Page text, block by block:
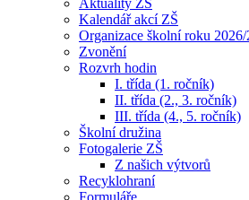
Aktuality ZŠ
Kalendář akcí ZŠ
Organizace školní roku
Zvonění
Rozvrh hodin
I. třída (1. ročník)
II. třída (2., 3. ročník)
III. třída (4., 5. ročník)
Školní družina
Fotogalerie ZŠ
Z našich výtvorů
Recyklohraní
Formuláře